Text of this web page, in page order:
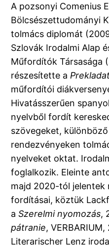
A pozsonyi Comenius
Bölcsészettudományi
tolmács diplomát
Szlovák Irodalmi Alap
Műfordítók Társasága
részesítette a
műfordítói
Hivatásszerűen
nyelvből fordít
szövegeket,
rendezvényeken
nyelveket oktat.
foglalkozik. Eleinte
majd 2020-tól jelentek
fordításai, köztük
aSzerelmi nyomozás,
pátranie,
Literarischer Lenz